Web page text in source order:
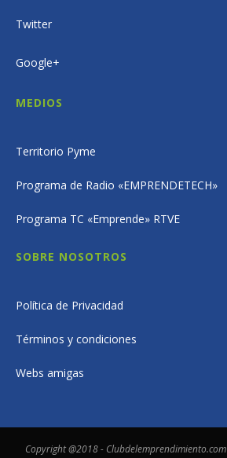
Twitter
Google+
MEDIOS
Territorio Pyme
Programa de Radio «EMPRENDETECH»
Programa TC «Emprende» RTVE
SOBRE NOSOTROS
Política de Privacidad
Términos y condiciones
Webs amigas
Copyright @2018 - Clubdelemprendimiento.com